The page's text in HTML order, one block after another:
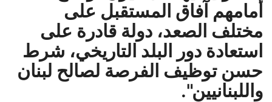
أمامهم آفاق المستقبل على
مختلف الصعد، دولة قادرة على
استعادة دور البلد التاريخي، شرط
حسن توظيف الفرصة لصالح لبنان
واللبنانيين".